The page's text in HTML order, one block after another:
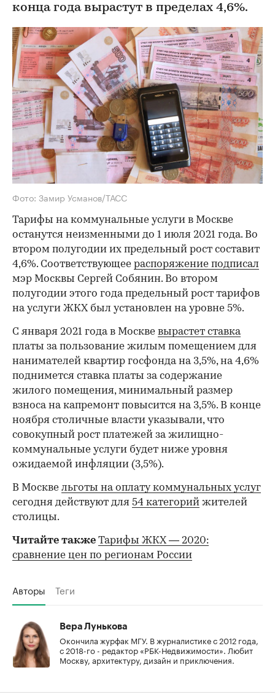
конца года вырастут в пределах 4,6%.
Фото: Замир Усманов/ТАСС
Тарифы на коммунальные услуги в Москве
останутся неизменными до 1 июля 2021 года. Во
втором полугодии их предельный рост составит
4,6%. Соответствующее распоряжение подписал
мэр Москвы Сергей Собянин. Во втором
полугодии этого года предельный рост тарифов
на услуги ЖКХ был установлен на уровне 5%.
С января 2021 года в Москве вырастет ставка
платы за пользование жилым помещением для
нанимателей квартир госфонда на 3,5%, на 4,6%
поднимется ставка платы за содержание
жилого помещения, минимальный размер
взноса на капремонт повысится на 3,5%. В конце
ноября столичные власти указывали, что
совокупный рост платежей за жилищно-
коммунальные услуги будет ниже уровня
ожидаемой инфляции (3,5%).
В Москве льготы на оплату коммунальных услуг
сегодня действуют для 54 категорий жителей
столицы.
Читайте также Тарифы ЖКХ — 2020:
сравнение цен по регионам России
Авторы Теги
Вера Лунькова
Окончила журфак МГУ. В журналистике с 2012 года,
с 2018-го - редактор «РБК-Недвижимости». Любит
Москву, архитектуру, дизайн и приключения.